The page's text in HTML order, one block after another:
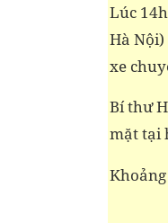
Lúc
Hà
xe
Bí thư
mặt tại